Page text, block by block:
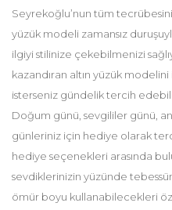
Seyrekoğlu’nun tüm tecrübesini
yüzük modeli zamansız
ilgiyi stilinize çekebilmenizi
kazandıran altın yüzük
isterseniz gündelik tercih
Doğum günü, sevgililer günü,
günleriniz için hediye olarak
hediye seçenekleri arasında
sevdiklerinizin yüzünde
ömür boyu kullanabilecekleri